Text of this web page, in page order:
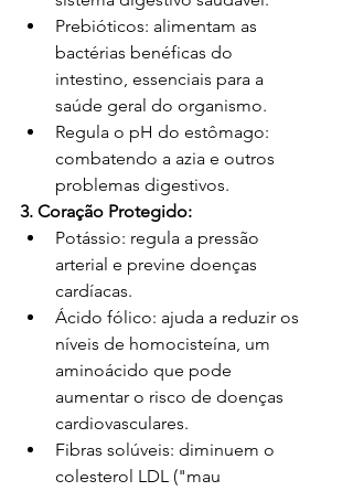
Prebióticos: alimentam as
bactérias benéficas do
intestino, essenciais para a
saúde geral do organismo.
Regula o pH do estômago:
combatendo a azia e outros
problemas digestivos.
3. Coração Protegido:
Potássio: regula a pressão
arterial e previne doenças
cardíacas.
Ácido fólico: ajuda a reduzir os
níveis de homocisteína, um
aminoácido que pode
aumentar o risco de doenças
cardiovasculares.
Fibras solúveis: diminuem o
colesterol LDL ("mau